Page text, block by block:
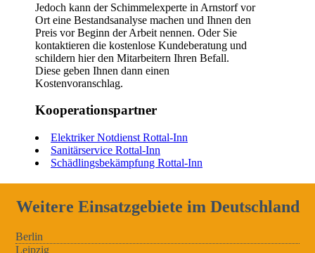
Jedoch kann der Schimmelexperte in Arnstorf vor
Ort eine Bestandsanalyse machen und Ihnen den
Preis vor Beginn der Arbeit nennen. Oder Sie
kontaktieren die kostenlose Kundeberatung und
schildern hier den Mitarbeitern Ihren Befall.
Diese geben Ihnen dann einen
Kostenvoranschlag.
Kooperationspartner
Elektriker Notdienst Rottal-Inn
Sanitärservice Rottal-Inn
Schädlingsbekämpfung Rottal-Inn
Weitere Einsatzgebiete im Deutschland
Berlin
Leipzig